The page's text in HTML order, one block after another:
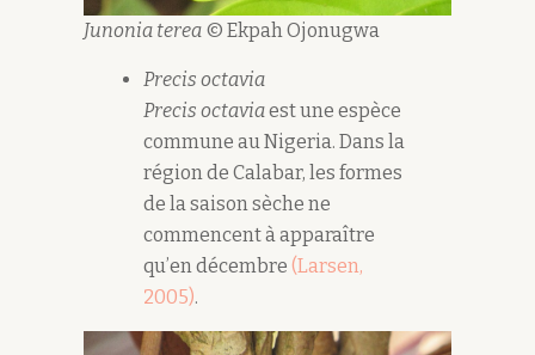
Junonia terea © Ekpah Ojonugwa
Precis octavia
Precis octaviaest une espèce
commune au Nigeria. Dans la
région de Calabar, les formes
de la saison sèche ne
commencent à apparaître
qu’en décembre (Larsen,
2005).